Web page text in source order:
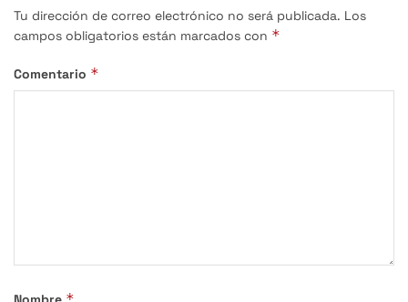
Tu dirección de correo electrónico no será publicada. Los
campos obligatorios están marcados con *
Comentario *
*